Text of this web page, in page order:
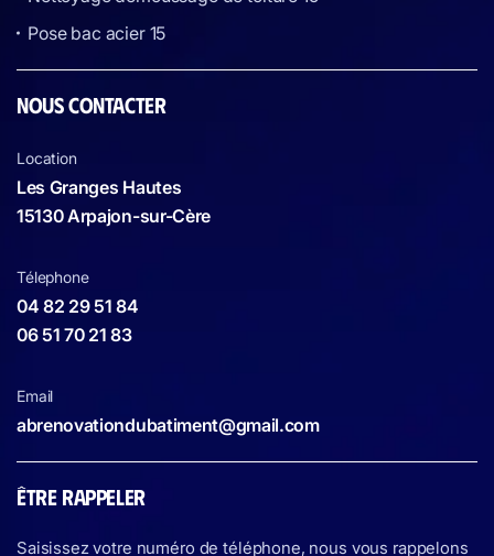
Pose bac acier 15
NOUS CONTACTER
Location
Les Granges Hautes
15130 Arpajon-sur-Cère
Télephone
04 82 29 51 84
06 51 70 21 83
Email
abrenovationdubatiment@gmail.com
ÊTRE RAPPELER
Saisissez votre numéro de téléphone, nous vous rappelons